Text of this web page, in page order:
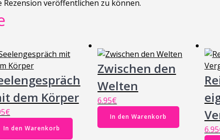
Rezension veröffentlichen zu können.
dem Körper
€
In den Warenkorb
Zwischen den
Welten
6.95€
In den Warenkorb
6.95